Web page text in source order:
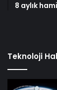
8 aylık
Teknoloji